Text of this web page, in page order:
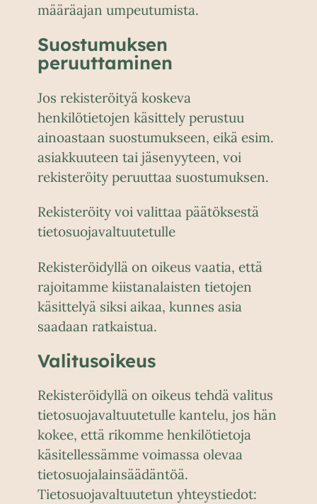
määräajan umpeutumista.
Suostumuksen
peruuttaminen
Jos rekisteröityä koskeva
henkilötietojen käsittely perustuu
ainoastaan suostumukseen, eikä esim.
asiakkuuteen tai jäsenyyteen, voi
rekisteröity peruuttaa suostumuksen.
Rekisteröity voi valittaa päätöksestä
tietosuojavaltuutetulle
Rekisteröidyllä on oikeus vaatia, että
rajoitamme kiistanalaisten tietojen
käsittelyä siksi aikaa, kunnes asia
saadaan ratkaistua.
Valitusoikeus
Rekisteröidyllä on oikeus tehdä valitus
tietosuojavaltuutetulle kantelu, jos hän
kokee, että rikomme henkilötietoja
käsitellessämme voimassa olevaa
tietosuojalainsäädäntöä.
Tietosuojavaltuutetun yhteystiedot: